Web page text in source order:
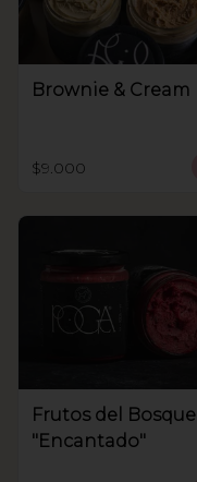
Brownie & Cream
$9.000
Frutos del Bosque
"Encantado"